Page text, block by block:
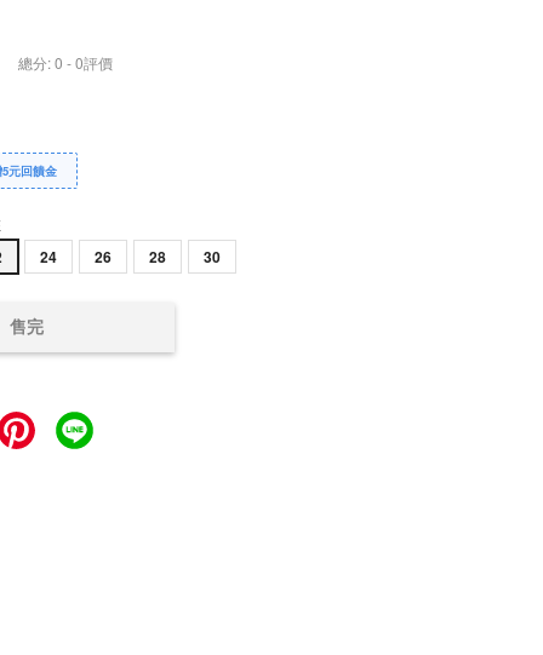
總分:0 -0評價
元回饋金
24 26 28 30
售完